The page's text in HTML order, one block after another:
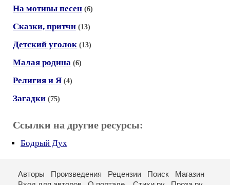
На мотивы песен (6)
Сказки, притчи (13)
Детский уголок (13)
Малая родина (6)
Религия и Я (4)
Загадки (75)
Ссылки на другие ресурсы:
Бодрый Дух
Авторы Произведения Рецензии Поиск
Магазин